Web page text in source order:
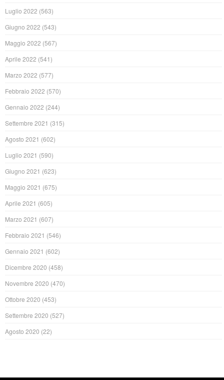
Luglio 2022 (563)
Giugno 2022 (543)
Maggio 2022 (567)
Aprile 2022 (541)
Marzo 2022 (577)
Febbraio 2022 (570)
Gennaio 2022 (244)
Settembre 2021 (315)
Agosto 2021 (602)
Luglio 2021 (590)
Giugno 2021 (623)
Maggio 2021 (675)
Aprile 2021 (605)
Marzo 2021 (607)
Febbraio 2021 (546)
Gennaio 2021 (602)
Dicembre 2020 (458)
Novembre 2020 (470)
Ottobre 2020 (453)
Settembre 2020 (527)
Agosto 2020 (22)